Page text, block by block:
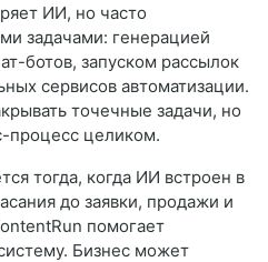
ИИ, но часто
задачами: генерацией
ботов, запуском рассылок
сервисов автоматизации.
точечные задачи, но
процесс целиком.
тогда, когда ИИ встроен в
до заявки, продажи и
помогает
Бизнес может